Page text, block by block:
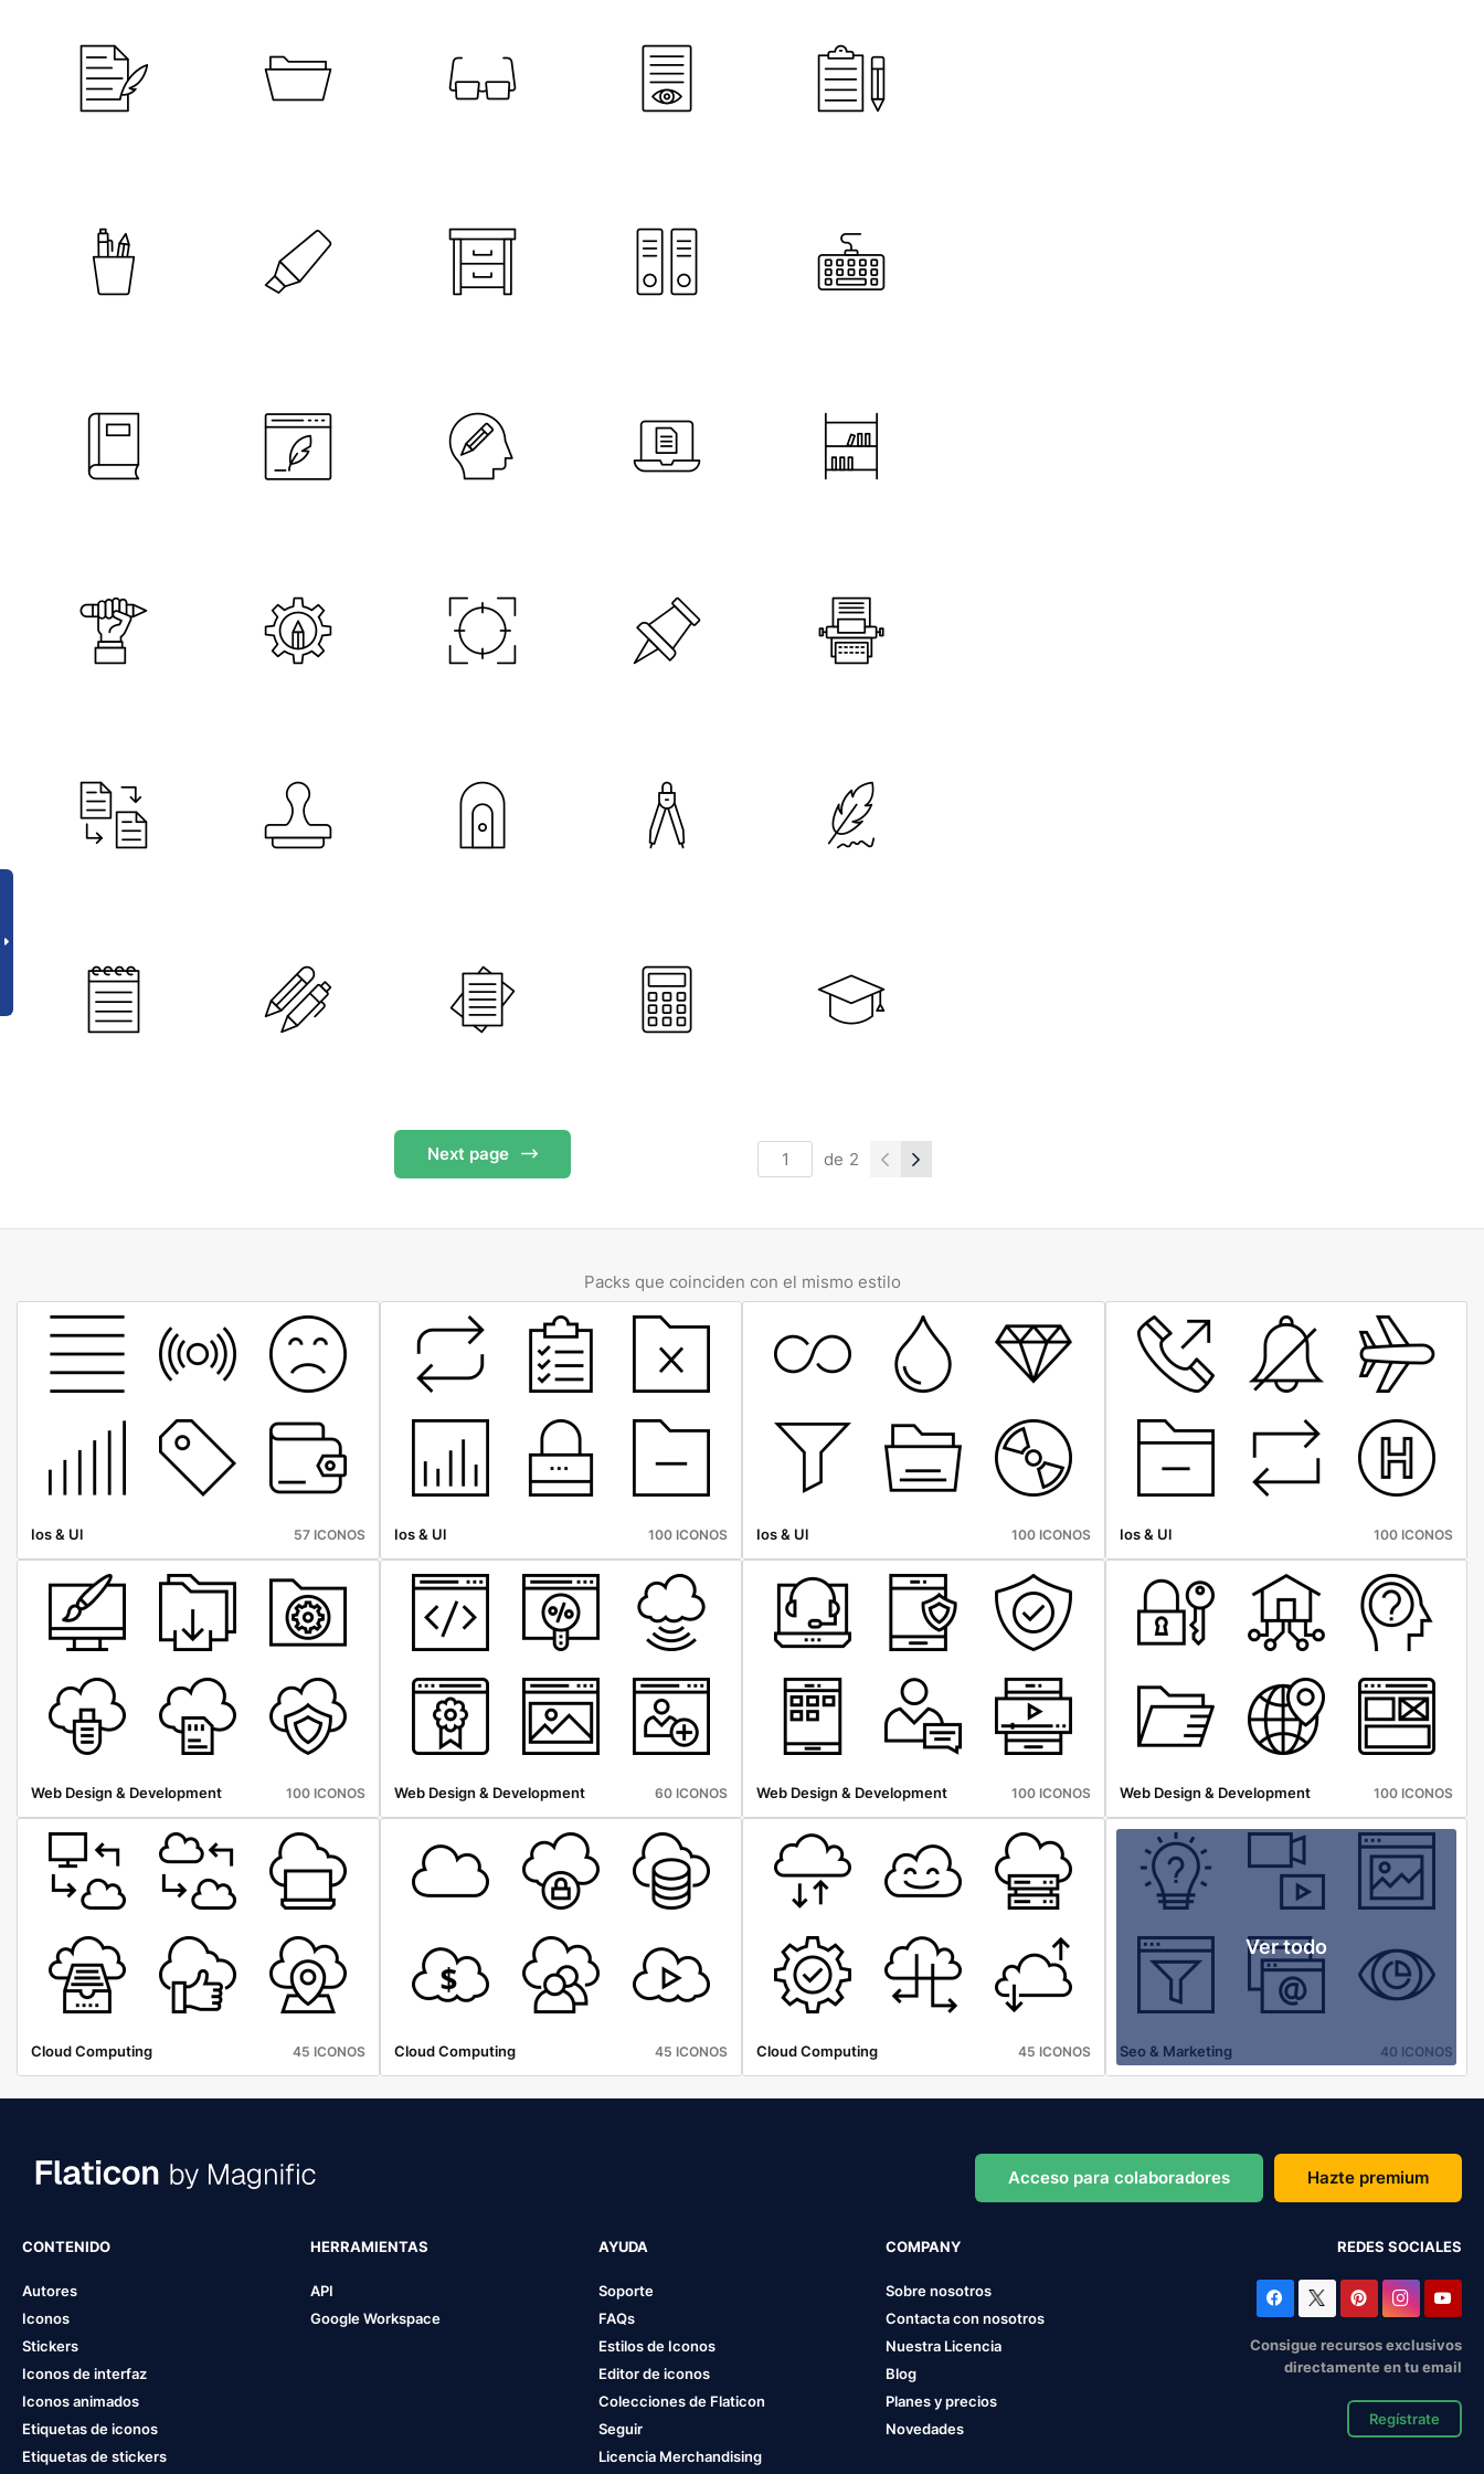
Next page de 2
Packs que coinciden con el mismo estilo
Ios & Ul 57 ICONOS Ios & Ul 100 ICONOS Ios & Ul 100 ICONOS Ios & Ul 100 ICONOS
Web Design & Development 100 ICONOS Web Design & Development 60 ICONOS Web Design & Development 100 ICONOS Web Design & Development 100 ICONOS
Cloud Computing 45 ICONOS Cloud Computing 45 ICONOS Cloud Computing 45 ICONOS
Ver todo
Seo & Marketing 40 ICONOS
Acceso para colaboradores Hazte premium
CONTENIDO
Autores
Iconos
Stickers
Iconos de interfaz
Iconos animados
Etiquetas de iconos
Etiquetas de stickers
HERRAMIENTAS
API
Google Workspace
AYUDA
Soporte
FAQs
Estilos de Iconos
Editor de iconos
Colecciones de Flaticon
Seguir
Licencia Merchandising
COMPANY
Sobre nosotros
Contacta con nosotros
Nuestra Licencia
Blog
Planes y precios
Novedades
REDES SOCIALES
Consigue recursos exclusivos
directamente en tu email
Regístrate